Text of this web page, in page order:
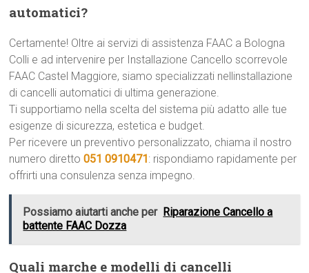
automatici?
Certamente! Oltre ai servizi di assistenza FAAC a Bologna
Colli e ad intervenire per Installazione Cancello scorrevole
FAAC Castel Maggiore, siamo specializzati nellinstallazione
di cancelli automatici di ultima generazione.
Ti supportiamo nella scelta del sistema più adatto alle tue
esigenze di sicurezza, estetica e budget.
Per ricevere un preventivo personalizzato, chiama il nostro
numero diretto051 0910471: rispondiamo rapidamente per
offrirti una consulenza senza impegno.
Possiamo aiutarti anche per Riparazione Cancello a
battente FAAC Dozza
Quali marche e modelli di cancelli